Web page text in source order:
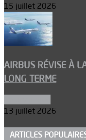
15 juillet 2026
AIRBUS RÉVISE À
LONG TERME
13 juillet 2026
ARTICLES